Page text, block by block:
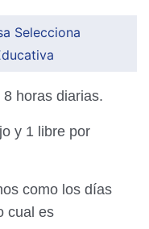
Selecciona
8 horas diarias.
y 1 libre por
como los días
cual es